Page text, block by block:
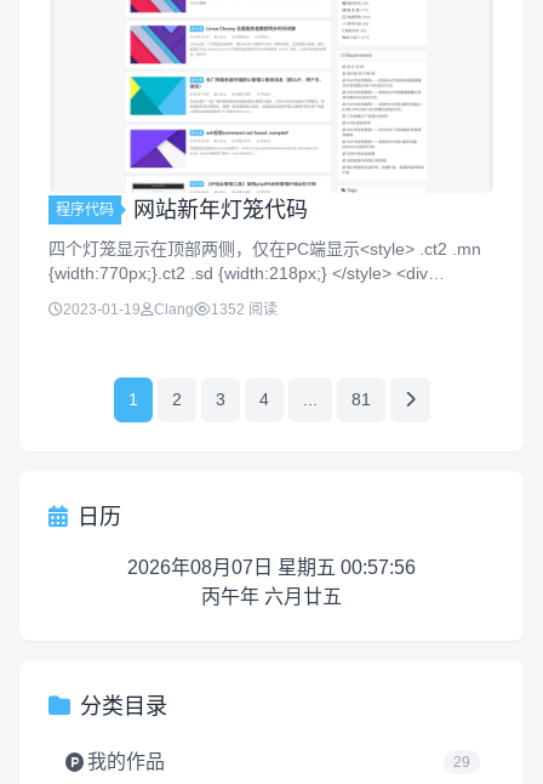
程序代码 网站新年灯笼代码
四个灯笼显示在顶部两侧，仅在PC端显示<style> .ct2 .mn
{width:770px;}.ct2 .sd {width:218px;} </style> <div
2023-01-19 Clang 1352 阅读
1 2 3 4 81
日历
2026年08月07日 星期五 00:57:56
丙午年 六月廿五
分类目录
我的作品 29